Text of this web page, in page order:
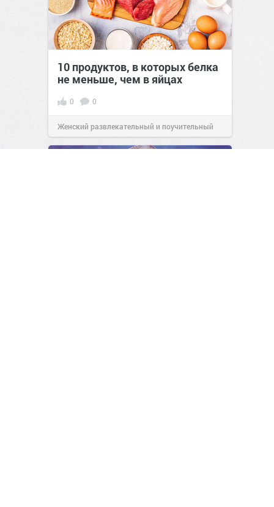
10 продуктов, в которых белка
не меньше, чем в яйцах
0 0
Женский развлекательный и поучительный
сайт.23:42Вчера